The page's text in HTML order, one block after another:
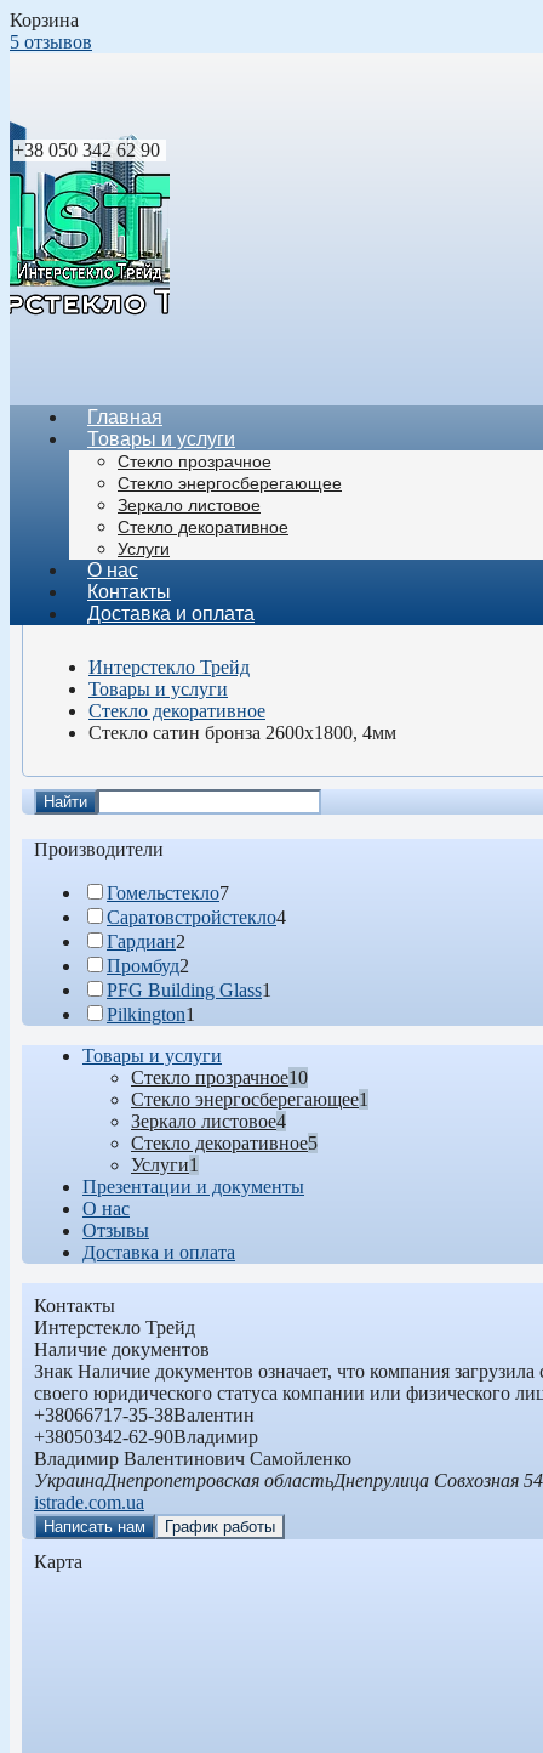
Корзина
5 отзывов
+38 050 342 62 90
Главная
Товары и услуги
Стекло прозрачное
Стекло энергосберегающее
Зеркало листовое
Стекло декоративное
Услуги
О нас
Контакты
Доставка и оплата
Интерстекло Трейд
Товары и услуги
Стекло декоративное
Стекло сатин бронза 2600х1800, 4мм
Найти
Производители
Гомельстекло7
Саратовстройстекло4
Гардиан2
Промбуд2
PFG Building Glass1
Pilkington1
Товары и услуги
Стекло прозрачное10
Стекло энергосберегающее1
Зеркало листовое4
Стекло декоративное5
Услуги1
Презентации и документы
О нас
Отзывы
Доставка и оплата
Контакты
Интерстекло Трейд
Наличие документов
Знак Наличие документов означает, что компания
своего юридического статуса компании или физического
+38066717-35-38Валентин
+38050342-62-90Владимир
Владимир Валентинович Самойленко
УкраинаДнепропетровская областьДнепрулица Совхозная
istrade.com.ua
Написать нам График работы
Карта